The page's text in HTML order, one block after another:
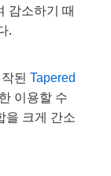
감소하기 때
.
된 Tapered
이용할 수
을 크게 간소